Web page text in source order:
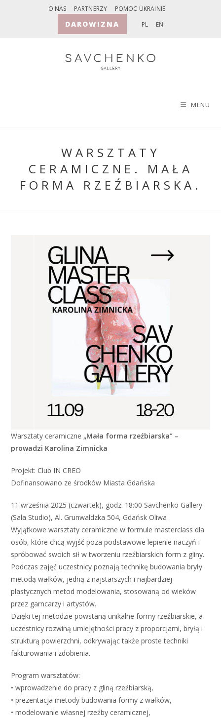
O NAS PARTNERZY POMOC UKRAINIE
DAROWIZNA PL EN
MENU
WARSZTATY
CERAMICZNE. MAŁA
FORMA RZEŹBIARSKA.
Warsztaty ceramiczne „Mała forma rzeźbiarska” –
prowadzi Karolina Zimnicka
Projekt: Club IN CREO
Dofinansowano ze środków Miasta Gdańska
11 września 2025 (czwartek), godz. 18:00 Savchenko Gallery
(Sala Studio), Al. Grunwaldzka 504, Gdańsk Oliwa
Wyjątkowe warsztaty ceramiczne w formule masterclass dla
osób, które chcą wyjść poza podstawowe lepienie naczyń i
spróbować swoich sił w tworzeniu rzeźbiarskich form z gliny.
Podczas zajęć uczestnicy poznają technikę budowania bryły
metodą wałków, jedną z najstarszych i najbardziej
plastycznych metod modelowania, stosowaną od wieków
przez garncarzy i artystów.
Dzięki tej metodzie powstaną unikalne formy rzeźbiarskie, a
uczestnicy rozwiną umiejętności pracy z proporcjami, bryłą i
strukturą powierzchni, odkrywając także proste techniki
fakturowania i zdobienia.
Program warsztatów:
• wprowadzenie do pracy z gliną rzeźbiarską,
• prezentacja metody budowania formy z wałków,
• modelowanie własnej rzeźby ceramicznej,